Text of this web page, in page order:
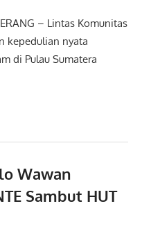
– Lintas Komunitas
kepedulian nyata
di Pulau Sumatera
Wawan
Sambut HUT